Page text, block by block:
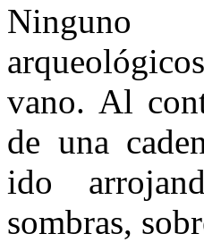
vano. Al
de una
ido
sombras,